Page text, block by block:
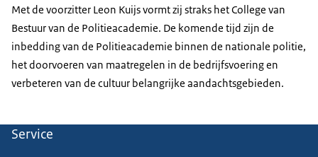
Met de voorzitter Leon Kuijs vormt zij straks het College van
Bestuur van de Politieacademie. De komende tijd zijn de
inbedding van de Politieacademie binnen de nationale politie,
het doorvoeren van maatregelen in de bedrijfsvoering en
verbeteren van de cultuur belangrijke aandachtsgebieden.
Service